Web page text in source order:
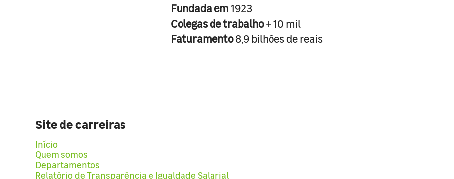
Fundada em1923
Colegas de trabalho+ 10 mil
Faturamento8,9 bilhões de reais
Site de carreiras
Início
Quem somos
Departamentos
Relatório de Transparência e Igualdade Salarial